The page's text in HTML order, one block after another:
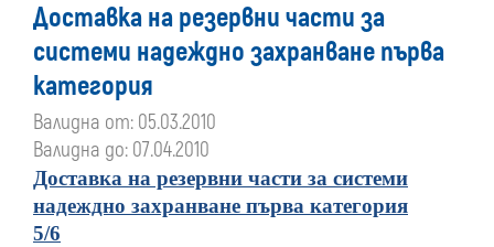
Доставка на резервни части за
системи надеждно захранване първа
категория
Валидна от: 05.03.2010
Валидна до: 07.04.2010
Доставка на резервни части за системи
надеждно захранване първа категория
5/6